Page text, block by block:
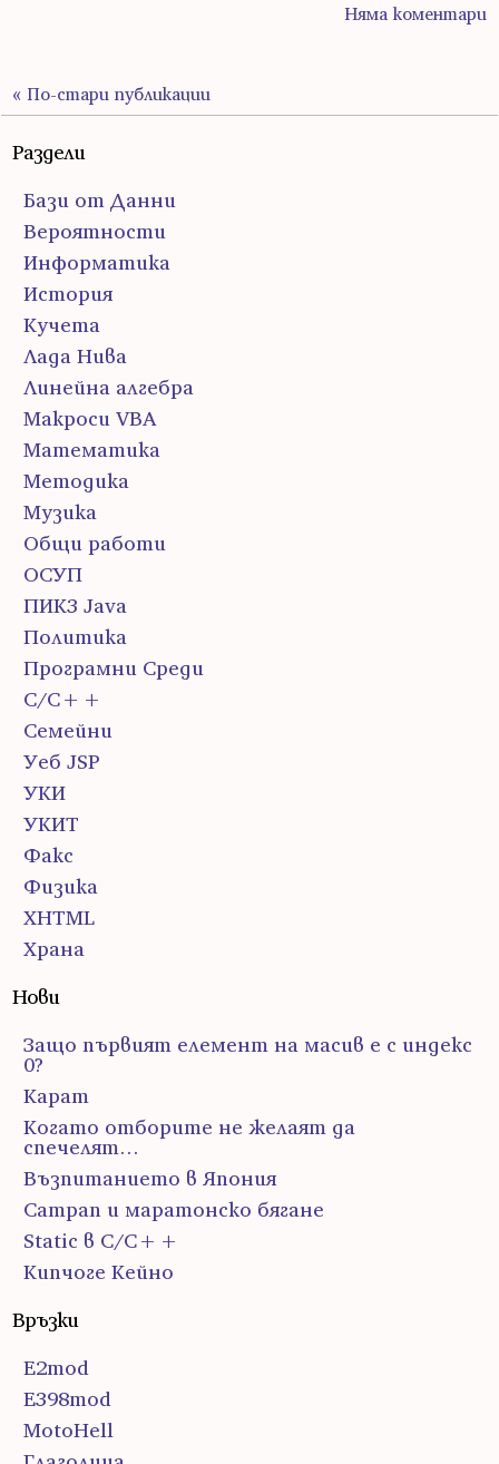
Няма коментари
« По-стари публикации
Раздели
Бази от Данни
Вероятности
Информатика
История
Кучета
Лада Нива
Линейна алгебра
Макроси VBA
Математика
Методика
Музика
Общи работи
ОСУП
ПИК3 Java
Политика
Програмни Среди
С/С++
Семейни
Уеб JSP
УКИ
УКИТ
Факс
Физика
ХHTML
Храна
Нови
Защо първият елемент на масив е с индекс
0?
Карат
Когато отборите не желаят да
спечелят…
Възпитанието в Япония
Сатрап и маратонско бягане
Static в C/C++
Кипчоге Кейно
Връзки
E2mod
E398mod
MotoHell